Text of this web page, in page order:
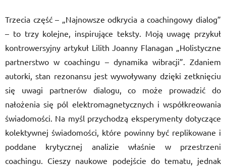
Trzecia część – „Najnowsze odkrycia a coachingowy dialog”
– to trzy kolejne, inspirujące teksty. Moją uwagę przykuł
kontrowersyjny artykuł Lilith Joanny Flanagan „Holistyczne
partnerstwo w coachingu – dynamika wibracji”. Zdaniem
autorki, stan rezonansu jest wywoływany dzięki zetknięciu
się uwagi partnerów dialogu, co może prowadzić do
nałożenia się pól elektromagnetycznych i współkreowania
świadomości. Na myśl przychodzą eksperymenty dotyczące
kolektywnej świadomości, które powinny być replikowane i
poddane krytycznej analizie właśnie w przestrzeni
coachingu. Cieszy naukowe podejście do tematu, jednak